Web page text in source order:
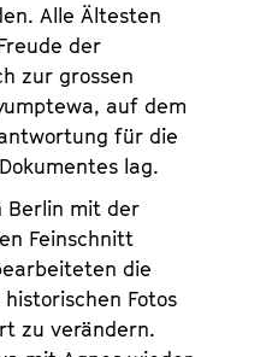
Alle Ältesten
der
zur grossen
auf dem
für die
lag.
Berlin mit der
Feinschnitt
die
Fotos
zu verän­dern.